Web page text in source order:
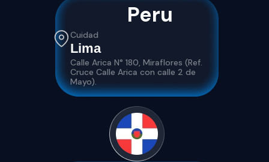
Peru
Cuidad
Lima
Calle Arica N° 180, Miraflores (Ref.
Cruce Calle Arica con calle 2 de
Mayo).